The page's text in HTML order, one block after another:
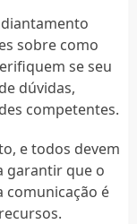
sobre como
se seu
dúvidas,
competentes.
e todos devem
garantir que o
comunicação é